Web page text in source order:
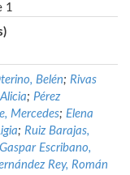
1
Belén; Rivas
; Pérez
Mercedes; Elena
; Ruiz Barajas,
Gaspar Escribano,
Rey, Román